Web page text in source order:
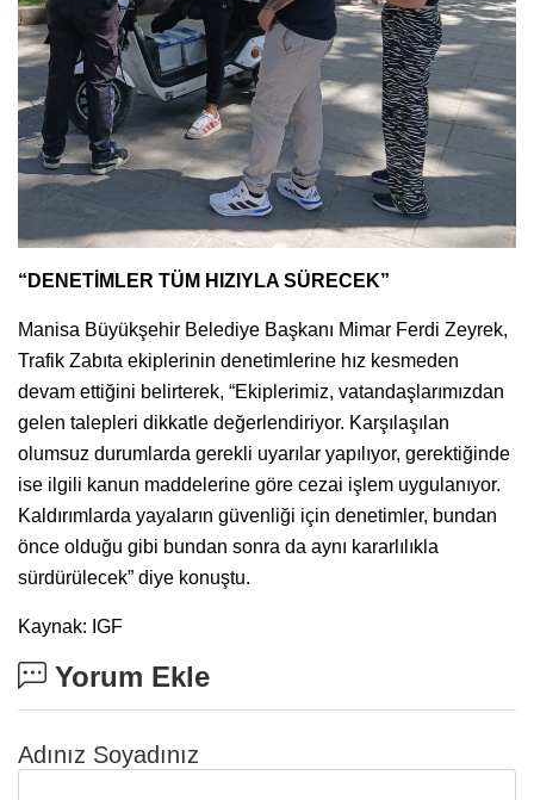
“DENETİMLER TÜM HIZIYLA SÜRECEK”
Manisa Büyükşehir Belediye Başkanı Mimar Ferdi Zeyrek,
Trafik Zabıta ekiplerinin denetimlerine hız kesmeden
devam ettiğini belirterek, “Ekiplerimiz, vatandaşlarımızdan
gelen talepleri dikkatle değerlendiriyor. Karşılaşılan
olumsuz durumlarda gerekli uyarılar yapılıyor, gerektiğinde
ise ilgili kanun maddelerine göre cezai işlem uygulanıyor.
Kaldırımlarda yayaların güvenliği için denetimler, bundan
önce olduğu gibi bundan sonra da aynı kararlılıkla
sürdürülecek” diye konuştu.
Kaynak: IGF
Yorum Ekle
Adınız Soyadınız